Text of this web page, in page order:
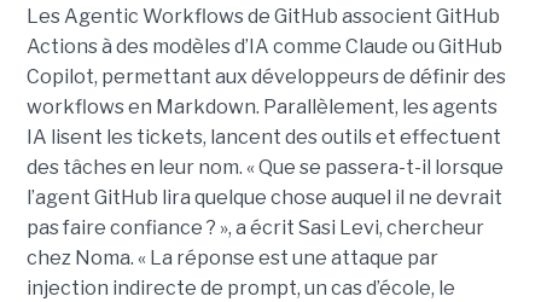
Les Agentic Workflows de GitHub associent GitHub
Actions à des modèles d’IA comme Claude ou GitHub
Copilot, permettant aux développeurs de définir des
workflows en Markdown. Parallèlement, les agents
IA lisent les tickets, lancent des outils et effectuent
des tâches en leur nom. « Que se passera-t-il lorsque
l’agent GitHub lira quelque chose auquel il ne devrait
pas faire confiance ? », a écrit Sasi Levi, chercheur
chez Noma. « La réponse est une attaque par
injection indirecte de prompt, un cas d’école, le